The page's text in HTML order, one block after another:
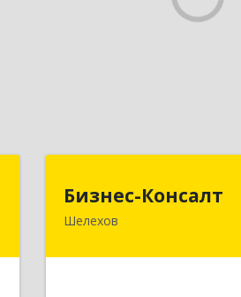
Бизнес-Консалт
Шелехов666034, Иркутская